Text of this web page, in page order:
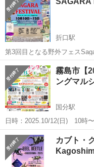
折口駅
第3回目となる野外フェス
鹿児島県、長島の小浜キャン
外でのヨガ、レイキ、気功
トーン、占い、アー...
鹿児島 出水郡 折口駅
霧島市【
ングマル
国分駅
日時：2025.10/12(日) 10時
前広場 〜霧島市市制施行20周年記念〜 伴走型小規模事業者支援推進事
鹿児島 霧島市 国分駅
カブト・